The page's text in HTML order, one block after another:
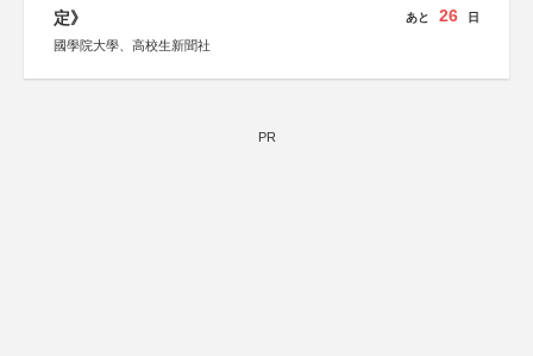
定》
國學院大學、高校生新聞社
あと 26 日
PR